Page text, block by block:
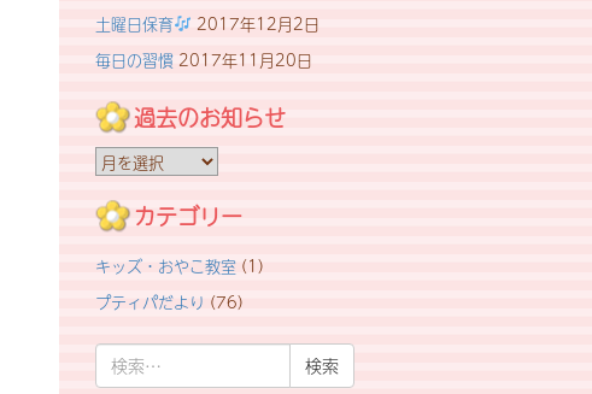
土曜日保育
2017年12月2日
毎日の習慣 2017年11月20日
過去のお知らせ
過
の
お
知
ら
カテゴリー
キッズ・おやこ教室 (1)
プティパだより (76)
検
索: